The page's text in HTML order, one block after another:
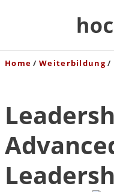
Home Weiterbildung